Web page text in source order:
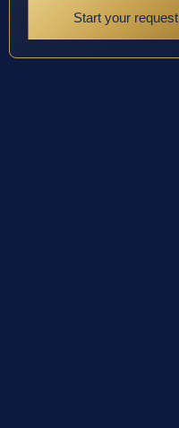
Start your request